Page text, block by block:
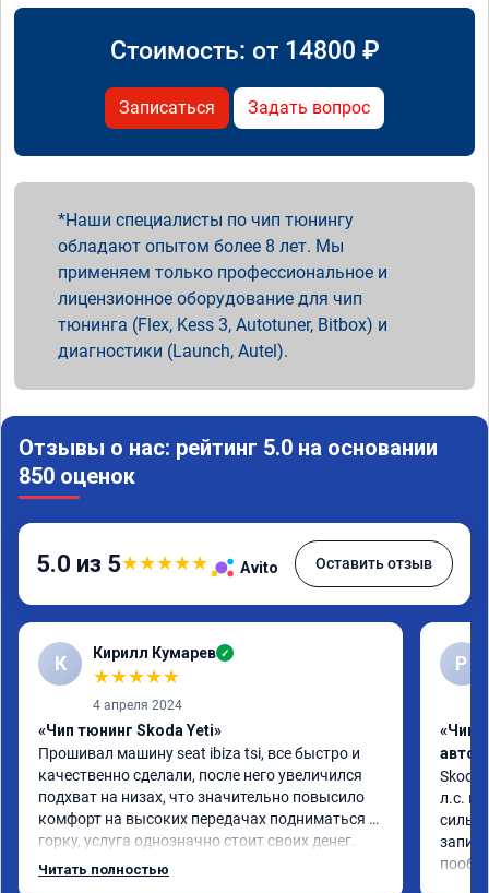
Стоимость: от 14800 ₽
Записаться Задать вопрос
Наши специалисты по чип тюнингу
обладают опытом более 8 лет. Мы
применяем только профессиональное и
лицензионное оборудование для чип
тюнинга (Flex, Kess 3, Autotuner, Bitbox) и
диагностики (Launch, Autel).
Отзывы о нас: рейтинг 5.0 на основании
850 оценок
5.0 из 5★★★★★ Avito Оставить отзыв
К Кирилл Кумарев ✓
★★★★★
4 апреля 2024
«Чип тюнинг Skoda Yeti»
Прошивал машину seat ibiza tsi, все быстро и
качественно сделали, после него увеличился
подхват на низах, что значительно повысило
комфорт на высоких передачах подниматься в
горку, услуга однозначно стоит своих денег.
Читать полностью
Р
«Чип
Skoda
л.с.